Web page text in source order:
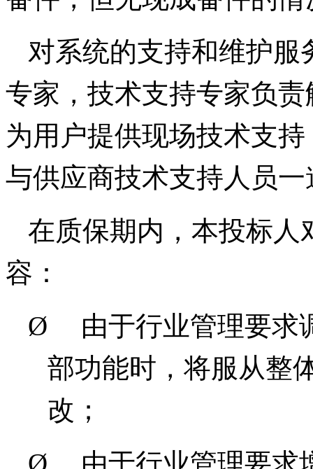
对系统的支持和维护
专家，技术支持专家负
为用户提供现场技术支
与供应商技术支持人员
在质保期内，本投标人
容：
Ø
由于行业管理要求
部功能时，将服从整
改；
Ø
由于行业管理要求